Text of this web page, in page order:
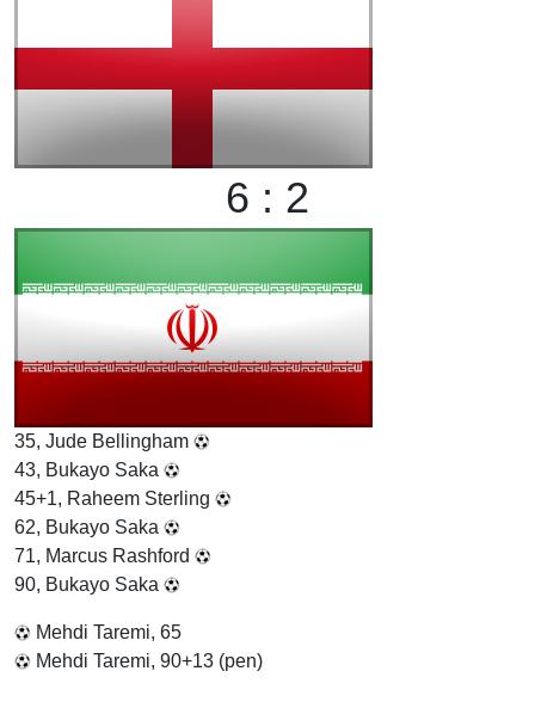
6 : 2
35, Jude Bellingham
43, Bukayo Saka
45+1, Raheem Sterling
62, Bukayo Saka
71, Marcus Rashford
90, Bukayo Saka
Mehdi Taremi, 65
Mehdi Taremi, 90+13 (pen)